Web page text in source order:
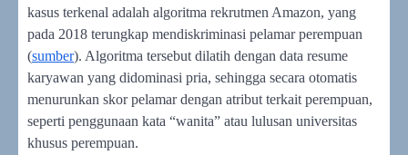
kasus terkenal adalah algoritma rekrutmen Amazon, yang
pada 2018 terungkap mendiskriminasi pelamar perempuan
(sumber). Algoritma tersebut dilatih dengan data resume
karyawan yang didominasi pria, sehingga secara otomatis
menurunkan skor pelamar dengan atribut terkait perempuan,
seperti penggunaan kata “wanita” atau lulusan universitas
khusus perempuan.